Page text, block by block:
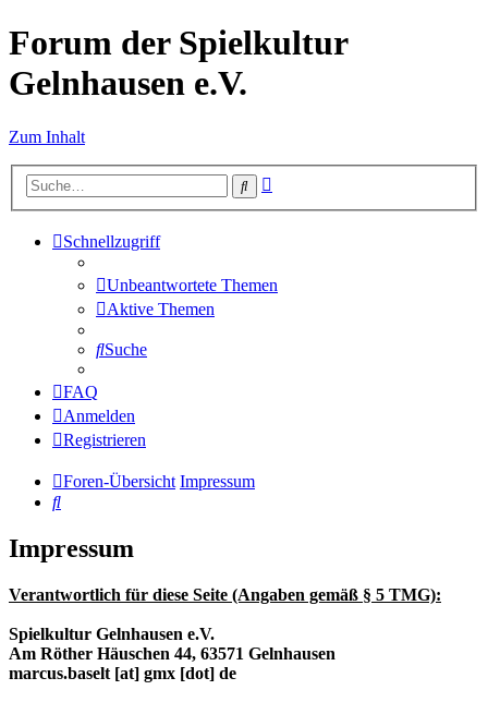
Forum der Spielkultur
Gelnhausen e.V.
Zum Inhalt
Suche
Schnellzugriff
Unbeantwortete Themen
Aktive Themen
Suche
FAQ
Anmelden
Registrieren
Foren-Übersicht Impressum
Suche
Impressum
Verantwortlich für diese Seite (Angaben gemäß § 5 TMG):
Spielkultur Gelnhausen e.V.
Am Röther Häuschen 44, 63571 Gelnhausen
marcus.baselt [at] gmx [dot] de